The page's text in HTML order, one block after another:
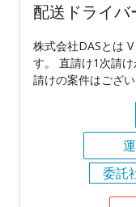
配送ドライ
株式会社DASとは
す。 直請け1次請
請けの案件はござ
委託